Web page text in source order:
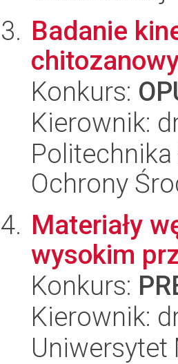
Badanie
Konkurs:
Kierownik:
Ochrony
Materiały
wysokim
Konkurs:
Kierownik:
Uniwersytet